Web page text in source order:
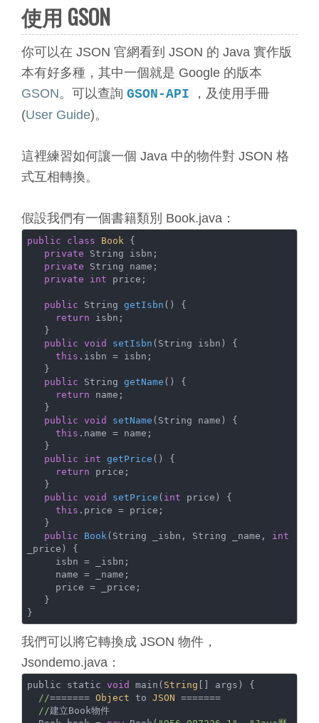
使用 GSON
你可以在 JSON 官網看到 JSON 的 Java 實作版
本有好多種，其中一個就是 Google 的版本
GSON。可以查詢 GSON-API
，及使用手冊
(User Guide)。
這裡練習如何讓一個 Java 中的物件對 JSON 格
式互相轉換。
假設我們有一個書籍類別 Book.java：
public class Book {
private String isbn;
private String name;
private
int price;
public String getIsbn ()
{
return isbn;
public void setIsbn (String isbn)
{
this .isbn = isbn;
public String getName ()
{
return name;
public void setName (String name)
{
this .name = name;
public
int getPrice ()
{
return price;
public void setPrice ( int price)
{
this .price = price;
public
Book (String _isbn, String _name, int
_price)
{
}
我們可以將它轉換成 JSON 物件，
Jsondemo.java：
public static void main( String [] args) {
//======= Object to JSON =======
//建立Book物件